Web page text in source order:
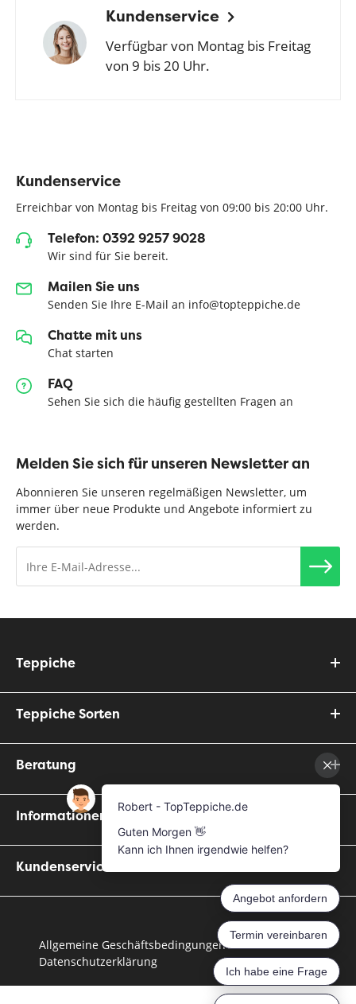
Kundenservice
Verfügbar von Montag bis Freitag
von 9 bis 20 Uhr.
Kundenservice
Erreichbar von Montag bis Freitag von 09:00 bis 20:00 Uhr.
Telefon: 0392 9257 9028
Wir sind für Sie bereit.
Mailen Sie uns
Senden Sie Ihre E-Mail an info@topteppiche.de
Chatte mit uns
Chat starten
FAQ
Sehen Sie sich die häufig gestellten Fragen an
Melden Sie sich für unseren Newsletter an
Abonnieren Sie unseren regelmäßigen Newsletter, um
immer über neue Produkte und Angebote informiert zu
werden.
Teppiche
Teppiche Sorten
Beratung
Informationen
Kundenservice
Allgemeine Geschäftsbedingungen
Datenschutzerklärung